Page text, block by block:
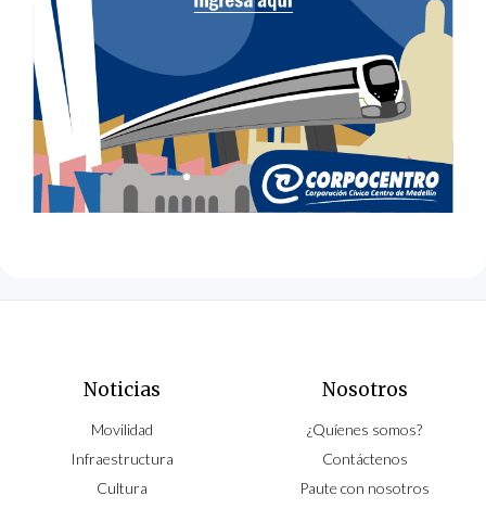
Noticias
Movilidad
Infraestructura
Cultura
Nosotros
¿Quíenes somos?
Contáctenos
Paute con nosotros